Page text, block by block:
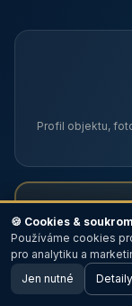
Profil objektu,
TOP pozice na
🖥️ Desktop verze
🍪 Cookies &
Používáme cookies
pro analytiku a
Jen nutné Detaily